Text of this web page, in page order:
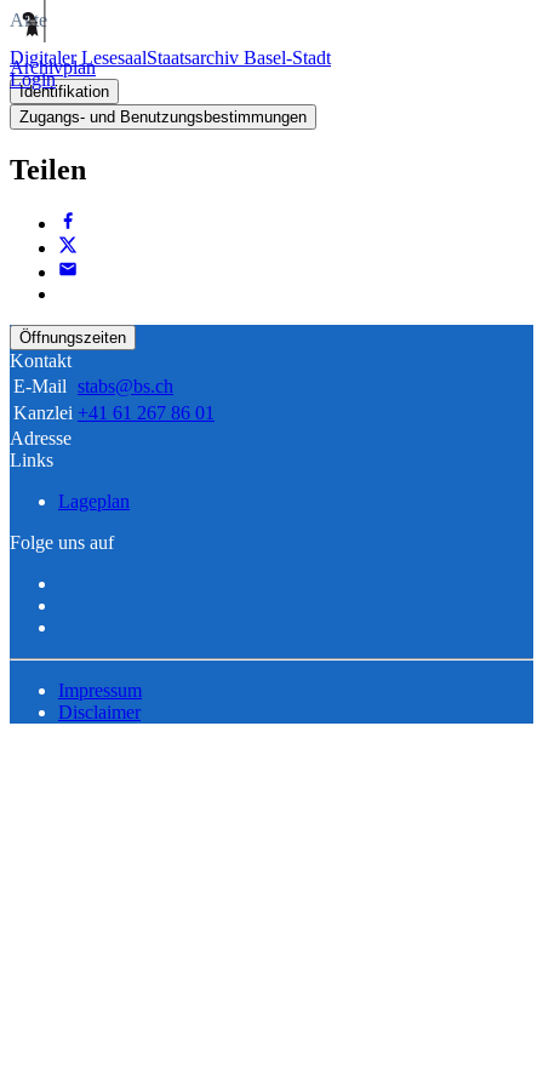
Digitaler LesesaalStaatsarchiv Basel-Stadt
Login
Akte
Archivplan
Identifikation
Zugangs- und Benutzungsbestimmungen
Teilen
Öffnungszeiten
Kontakt
E-Mail stabs@bs.ch
Kanzlei +41 61 267 86 01
Adresse
Links
Lageplan
Folge uns auf
Impressum
Disclaimer